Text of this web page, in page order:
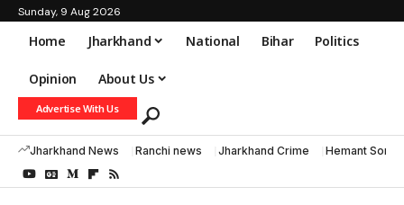
Sunday, 9 Aug 2026
Home Jharkhand National Bihar Politics
Opinion About Us
Advertise With Us
Jharkhand News Ranchi news Jharkhand Crime Hemant Soren